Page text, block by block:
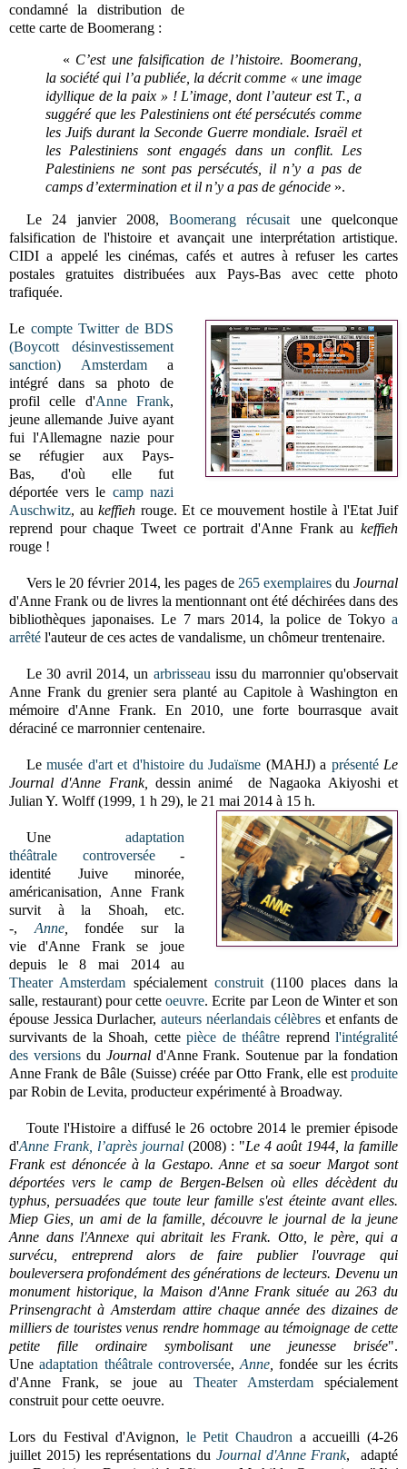
condamné la distribution de
cette carte de Boomerang :
« C’est une falsification de l’histoire. Boomerang,
la société qui l’a publiée, la décrit comme « une image
idyllique de la paix » ! L’image, dont l’auteur est T., a
suggéré que les Palestiniens ont été persécutés comme
les Juifs durant la Seconde Guerre mondiale. Israël et
les Palestiniens sont engagés dans un conflit. Les
Palestiniens ne sont pas persécutés, il n’y a pas de
camps d’extermination et il n’y a pas de génocide ».
Le 24 janvier 2008,Boomerang récusait une quelconque
falsification de l'histoire et avançait une interprétation artistique.
CIDI a appelé les cinémas, cafés et autres à refuser les cartes
postales gratuites distribuées aux Pays-Bas avec cette photo
trafiquée.
Le compte Twitter de BDS
(Boycott désinvestissement
sanction) Amsterdama
intégré dans sa photo de
profil celle d'Anne Frank,
jeune allemande Juive ayant
fui l'Allemagne nazie pour
se réfugier aux Pays-
Bas, d'où elle fut
déportée vers le camp nazi
Auschwitz, au keffieh rouge. Et ce mouvement hostile à l'Etat Juif
reprend pour chaque Tweet ce portrait d'Anne Frank au keffieh
rouge !
Vers le 20 février 2014, les pages de 265 exemplairesduJournal
d'Anne Frank ou de livres la mentionnant ont été déchirées dans des
bibliothèques japonaises. Le 7 mars 2014, la police de Tokyo a
arrêté l'auteur de ces actes de vandalisme, un chômeur trentenaire.
Le 30 avril 2014, un arbrisseau issu du marronnier qu'observait
Anne Frank du grenier sera planté au Capitole à Washington en
mémoire d'Anne Frank. En 2010, une forte bourrasque avait
déraciné ce marronnier centenaire.
Lemusée d'art et d'histoire du Judaïsme (MAHJ) a présenté Le
Journal d'Anne Frank, dessin animé de Nagaoka Akiyoshi et
Julian Y. Wolff(1999, 1 h 29), le 21 mai 2014 à 15 h.
Uneadaptation
théâtrale
controversée-
identité Juive minorée,
américanisation, Anne Frank
survit à la Shoah, etc.
-, Anne,
fondée sur la
vie d'Anne Frank se joue
depuis le 8 mai 2014 au
Theater Amsterdam spécialement construit(1100 places dans la
salle, restaurant) pour cetteoeuvre. Ecrite parLeon de Winter et son
épouse Jessica Durlacher, auteurs néerlandais célèbres et enfants de
survivants de la Shoah, cettepièce de théâtre reprendl'intégralité
des versionsdu Journal d'Anne Frank. Soutenue par la fondation
Anne Frank de Bâle (Suisse) créée par Otto Frank, elle est produite
par Robin de Levita, producteur expérimenté à Broadway.
Toute l'Histoire a diffusé le 26 octobre 2014 le premier épisode
d'Anne Frank, l’après journal (2008) : "Le 4 août 1944, la famille
Frank est dénoncée à la Gestapo. Anne et sa soeur Margot sont
déportées vers le camp de Bergen-Belsen où elles décèdent du
typhus, persuadées que toute leur famille s'est éteinte avant elles.
Miep Gies, un ami de la famille, découvre le journal de la jeune
Anne dans l'Annexe qui abritait les Frank. Otto, le père, qui a
survécu, entreprend alors de faire publier l'ouvrage qui
bouleversera profondément des générations de lecteurs. Devenu un
monument historique, la Maison d'Anne Frank située au 263 du
Prinsengracht à Amsterdam attire chaque année des dizaines de
milliers de touristes venus rendre hommage au témoignage de cette
petite fille ordinaire symbolisant une jeunesse brisée".
Uneadaptation théâtrale controversée, Anne fondée sur les écrits
d'Anne Frank, se joue au Theater Amsterdam
spécialement
construit pour cette oeuvre.
Lors du Festival d'Avignon, le Petit Chaudron a accueilli (4-26
juillet 2015) les représentationsdu Journal d'Anne Frank, adapté